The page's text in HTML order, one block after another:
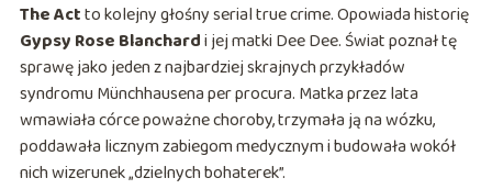
The Actto kolejny głośny serial true crime. Opowiada historię
Gypsy Rose Blanchardi jej matki Dee Dee. Świat poznał tę
sprawę jako jeden z najbardziej skrajnych przykładów
syndromu Münchhausena per procura. Matka przez lata
wmawiała córce poważne choroby, trzymała ją na wózku,
poddawała licznym zabiegom medycznym i budowała wokół
nich wizerunek „dzielnych bohaterek”.